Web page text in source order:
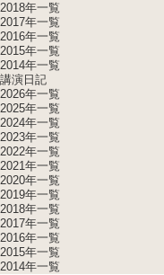
2018年一覧
2017年一覧
2016年一覧
2015年一覧
2014年一覧
講演日記
2026年一覧
2025年一覧
2024年一覧
2023年一覧
2022年一覧
2021年一覧
2020年一覧
2019年一覧
2018年一覧
2017年一覧
2016年一覧
2015年一覧
2014年一覧